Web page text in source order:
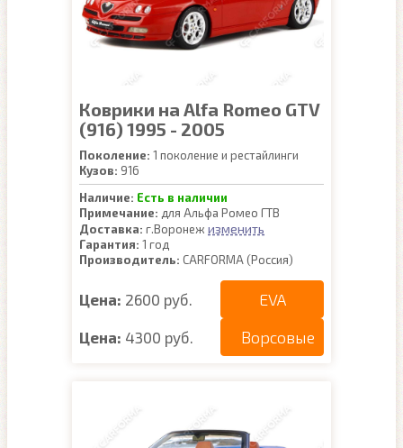
Коврики на Alfa Romeo GTV
(916) 1995 - 2005
Поколение: 1 поколение и рестайлинги
Кузов: 916
Наличие: Есть в наличии
Примечание: для Альфа Ромео ГТВ
Доставка: г.Воронеж изменить
Гарантия: 1 год
Производитель: CARFORMA (Россия)
Цена: 2600 руб. EVA
Цена: 4300 руб. Ворсовые